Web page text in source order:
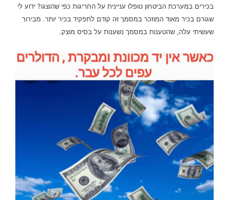
בכירים במערכת הביטחון טופלו עניינית על החריגות כפי שהוצגו? ידוע לי
שגורם בכיר מאוד המוזכר במסמך זה קודם לתפקיד בכיר יותר. מבירור
שעשיתי עלה, שהטענות במסמך נשענות על בסיס מוצק.